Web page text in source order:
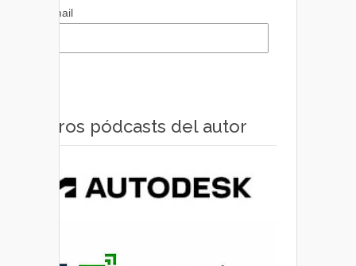
Email
Otros pódcasts del autor